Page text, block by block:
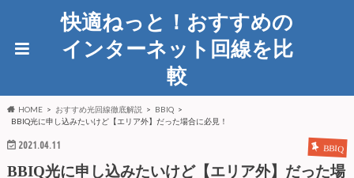
快適ねっと！おすすめの
インターネット回線を比
較
HOME おすすめ光回線徹底解説
BBIQ
BBIQ光に申し込みたいけど【エリア外】だった場合に必見！
2021.04.11 BBIQ
BBIQ光に申し込みたいけど【エリア外】だった場